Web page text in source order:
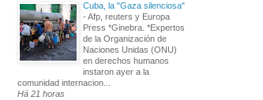
Cuba, la "Gaza silenciosa"
- Afp, reuters y Europa
Press *Ginebra. *Expertos
de la Organización de
Naciones Unidas (ONU)
en derechos humanos
instaron ayer a la
comunidad internacion...
Há 21 horas